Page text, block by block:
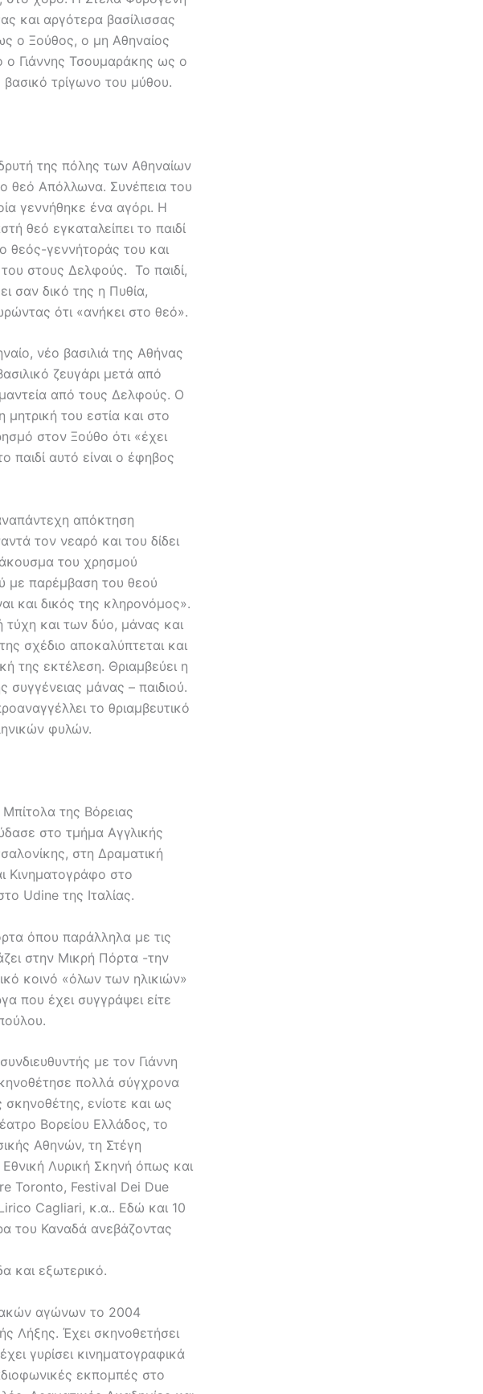
και αργότερα βασίλισσας
ο Ξούθος, ο μη Αθηναίος
ο Γιάννης Τσουμαράκης ως ο
τρίγωνο του μύθου.
της πόλης των Αθηναίων
θεό Απόλλωνα. Συνέπεια του
γεννήθηκε ένα αγόρι. Η
θεό εγκαταλείπει το παιδί
θεός-γεννήτοράς του και
στους Δελφούς. Το παιδί,
σαν δικό της η Πυθία,
ότι «ανήκει στο θεό».
νέο βασιλιά της Αθήνας
ζευγάρι μετά από
από τους Δελφούς. Ο
του εστία και στο
στον Ξούθο ότι «έχει
παιδί αυτό είναι ο έφηβος
απόκτηση
τον νεαρό και του δίδει
του χρησμού
με παρέμβαση του θεού
και δικός της κληρονόμος».
και των δύο, μάνας και
σχέδιο αποκαλύπτεται και
της εκτέλεση. Θριαμβεύει η
μάνας – παιδιού.
το θριαμβευτικό
φυλών.
της Βόρειας
στο τμήμα Αγγλικής
στη Δραματική
Κινηματογράφο στο
Udine της Ιταλίας.
όπου παράλληλα με τις
στην Μικρή Πόρτα -την
κοινό «όλων των ηλικιών»
που έχει συγγράψει είτε
με τον Γιάννη
πολλά σύγχρονα
ενίοτε και ως
Βορείου Ελλάδος, το
Αθηνών, τη Στέγη
Λυρική Σκηνή όπως και
Toronto, Festival Dei Due
Cagliari, κ.α.. Εδώ και 10
του Καναδά ανεβάζοντας
και εξωτερικό.
αγώνων το 2004
Λήξης. Έχει σκηνοθετήσει
γυρίσει κινηματογραφικά
εκπομπές στο